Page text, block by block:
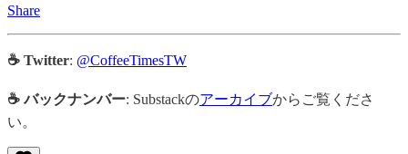
Share
☕ Twitter: @CoffeeTimesTW
☕ バックナンバー: Substackのアーカイブからご覧くださ
い。